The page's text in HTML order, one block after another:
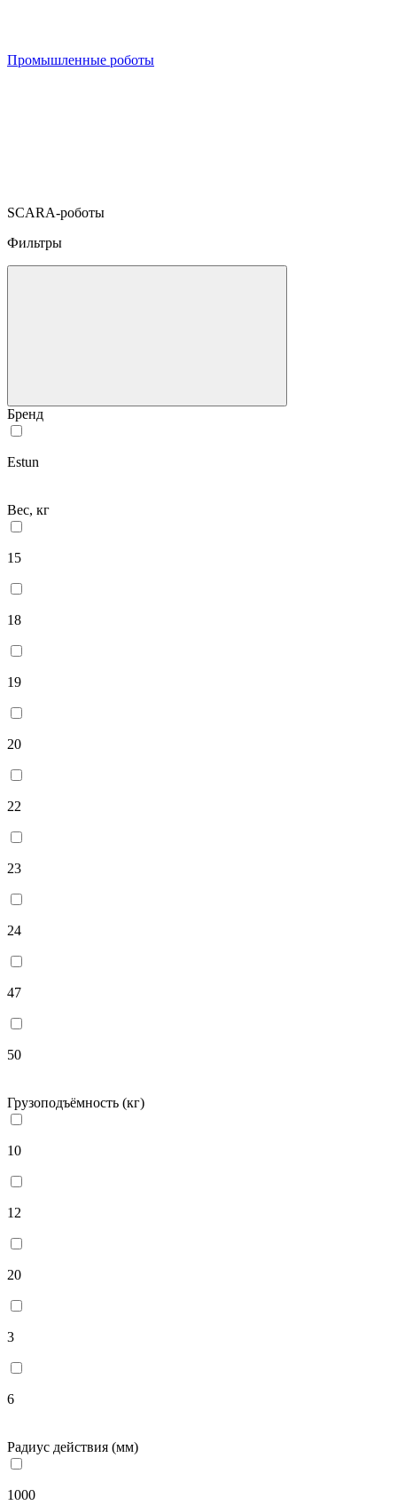
Промышленные роботы
SCARA-роботы
Фильтры
Бренд
Estun
Вес, кг
15
18
19
20
22
23
24
47
50
Грузоподъёмность (кг)
10
12
20
3
6
Радиус действия (мм)
1000